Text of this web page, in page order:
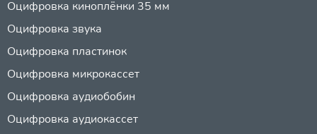
Оцифровка киноплёнки 35 мм
Оцифровка звука
Оцифровка пластинок
Оцифровка микрокассет
Оцифровка аудиобобин
Оцифровка аудиокассет